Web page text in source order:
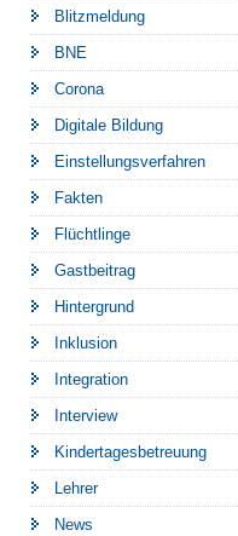
Blitzmeldung
BNE
Corona
Digitale Bildung
Einstellungsverfahren
Fakten
Flüchtlinge
Gastbeitrag
Hintergrund
Inklusion
Integration
Interview
Kindertagesbetreuung
Lehrer
News